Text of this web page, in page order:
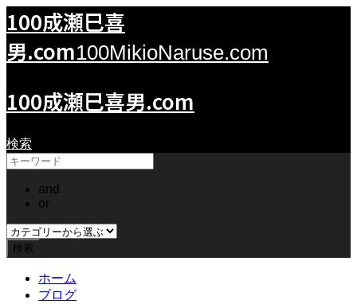
100成瀬巳喜
男.com100MikioNaruse.com
100成瀬巳喜男.com
検索
and
or
ホーム
ブログ